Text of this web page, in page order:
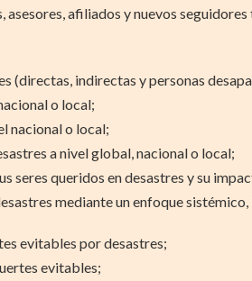
afiliados y nuevos
(directas, indirectas y personas
o local;
nacional o local;
a nivel global, nacional o local;
seres queridos en desastres y su
mediante un enfoque
evitables por desastres;
evitables;